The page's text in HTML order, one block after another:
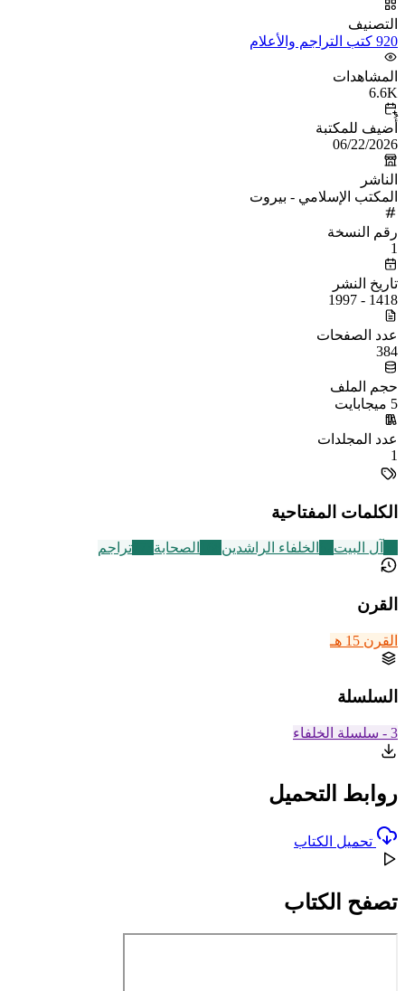
التصنيف
920 كتب التراجم والأعلام
المشاهدات
6.6K
أُضيف للمكتبة
06/22/2026
الناشر
المكتب الإسلامي - بيروت
رقم النسخة
1
تاريخ النشر
1418 - 1997
عدد الصفحات
384
حجم الملف
5 ميجابايت
عدد المجلدات
1
الكلمات المفتاحية
آل البيت الخلفاء الراشدين الصحابة تراجم
القرن
القرن 15 هـ
السلسلة
3 - سلسلة الخلفاء
روابط التحميل
تحميل الكتاب
تصفح الكتاب